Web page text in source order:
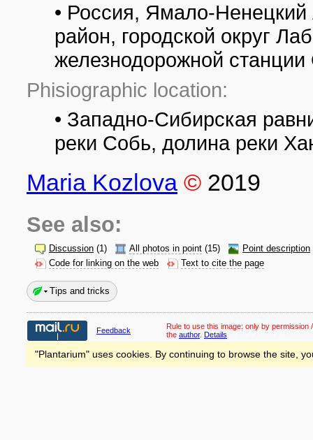
• Россия, Ямало-Ненецкий
район, городской округ
железнодорожной
Phisiographic location:
• Западно-Сибирская
реки Собь, долина реки
Maria Kozlova © 2019
See also:
Discussion (1) All photos in point (15)
Point description
Code for linking on the web
Text to cite the page
Tips and tricks
Feedback Rule to use this image: only by permission
the author. Details
"Plantarium" uses cookies. By continuing to browse the site,